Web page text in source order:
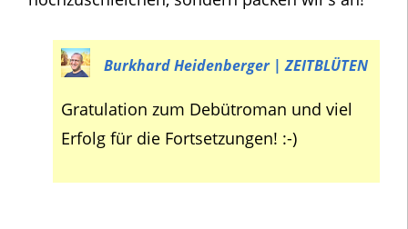
Burkhard Heidenberger | ZEITBLÜTEN
Gratulation zum Debütroman und viel
Erfolg für die Fortsetzungen! :-)